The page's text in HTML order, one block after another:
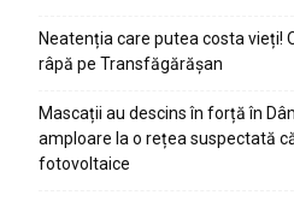
Neatenția care putea costa vieți!
râpă pe Transfăgărășan
Mascații au descins în forță în
amploare la o rețea suspectată
fotovoltaice